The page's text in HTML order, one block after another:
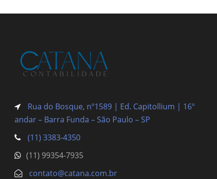
Rua do Bosque, nº1589 | Ed. Capitollium | 16º
andar – Barra Funda – São Paulo – SP
(11) 3383-4350
(11) 99354-7935
contato@catana.com.br